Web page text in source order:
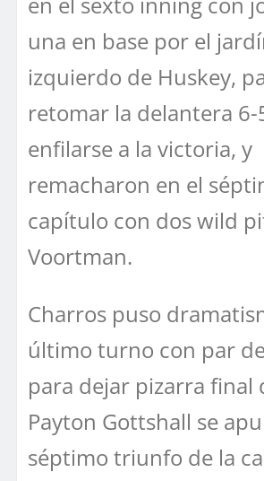
una en base por el
izquierdo de Huskey,
retomar la delantera 6-
enfilarse a la victoria, y
remacharon en el
capítulo con dos wild
Voortman.
Charros puso
último turno con par
para dejar pizarra final
Payton Gottshall se
séptimo triunfo de la